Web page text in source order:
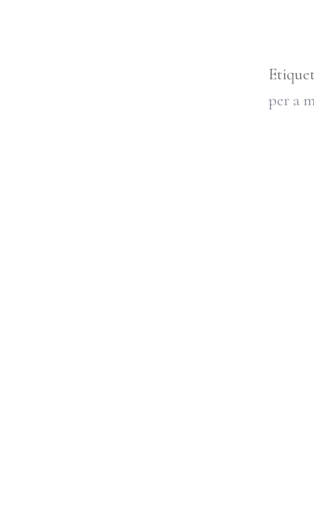
per a